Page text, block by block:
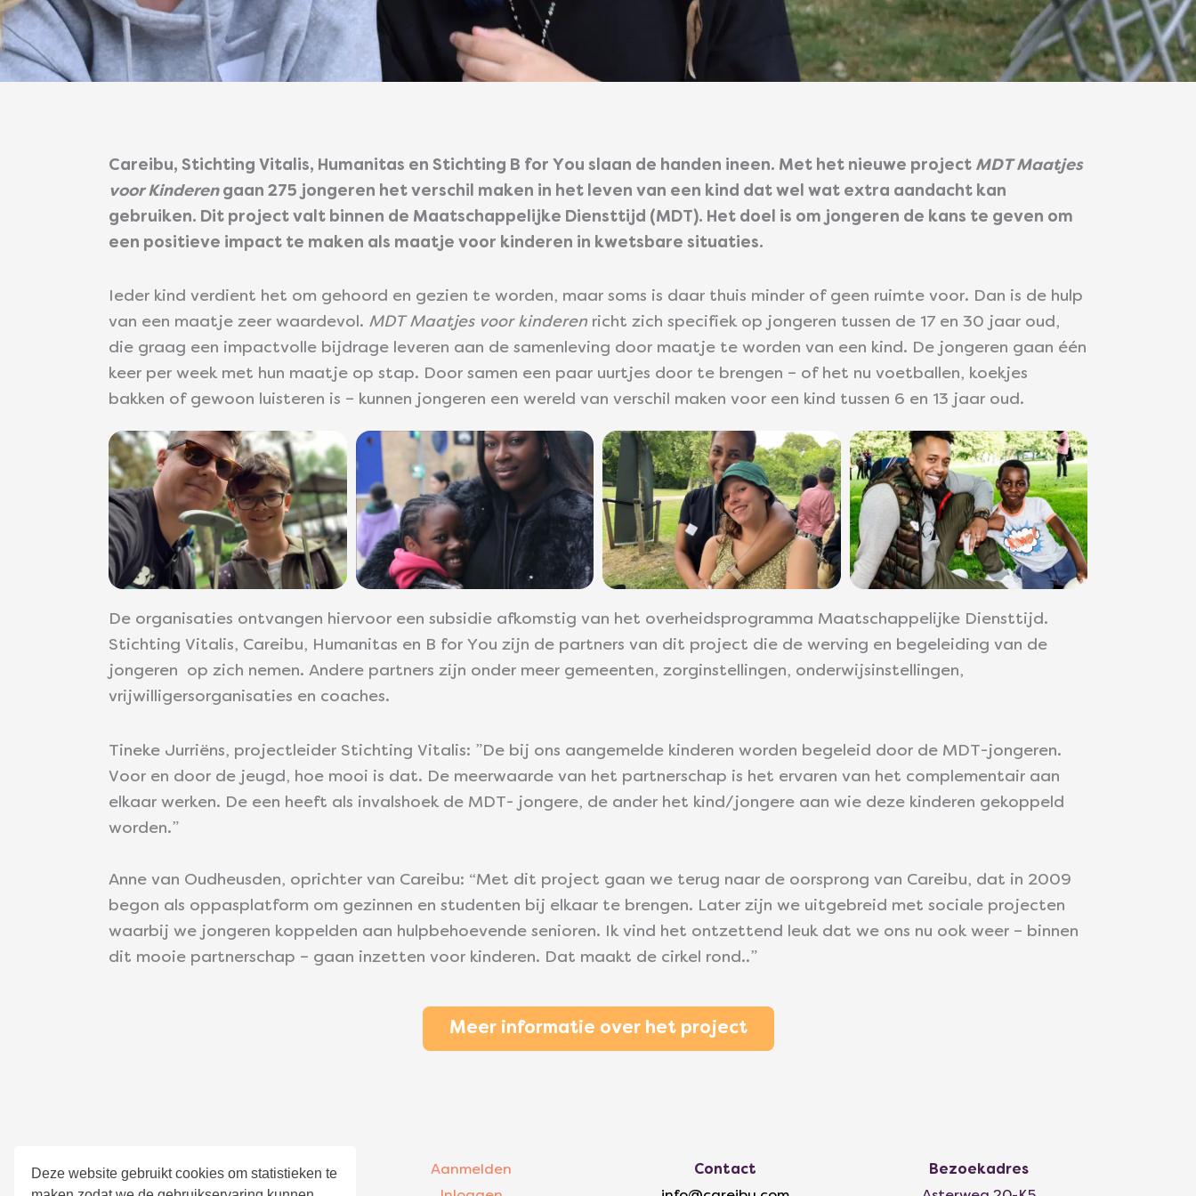
Deze website gebruikt cookies om statistieken te
Careibu, Stichting Vitalis, Humanitas en Stichting B for You slaan de handen ineen. Met het nieuwe project MDT Maatjes
voor Kinderen gaan 275 jongeren het verschil maken in het leven van een kind dat wel wat extra aandacht kan
gebruiken. Dit project valt binnen de Maatschappelijke Diensttijd (MDT). Het doel is om jongeren de kans te geven om
een positieve impact te maken als maatje voor kinderen in kwetsbare situaties.
Ieder kind verdient het om gehoord en gezien te worden, maar soms is daar thuis minder of geen ruimte voor. Dan is de hulp
van een maatje zeer waardevol. MDT Maatjes voor kinderen richt zich specifiek op jongeren tussen de 17 en 30 jaar oud,
die graag een impactvolle bijdrage leveren aan de samenleving door maatje te worden van een kind. De jongeren gaan één
keer per week met hun maatje op stap. Door samen een paar uurtjes door te brengen – of het nu voetballen, koekjes
bakken of gewoon luisteren is – kunnen jongeren een wereld van verschil maken voor een kind tussen 6 en 13 jaar oud.
De organisaties ontvangen hiervoor een subsidie afkomstig van het overheidsprogramma Maatschappelijke Diensttijd.
Stichting Vitalis, Careibu, Humanitas en B for You zijn de partners van dit project die de werving en begeleiding van de
jongeren op zich nemen. Andere partners zijn onder meer gemeenten, zorginstellingen, onderwijsinstellingen,
vrijwilligersorganisaties en coaches.
Tineke Jurriëns, projectleider Stichting Vitalis: ”De bij ons aangemelde kinderen worden begeleid door de MDT-jongeren.
Voor en door de jeugd, hoe mooi is dat. De meerwaarde van het partnerschap is het ervaren van het complementair aan
elkaar werken. De een heeft als invalshoek de MDT- jongere, de ander het kind/jongere aan wie deze kinderen gekoppeld
worden.”
Anne van Oudheusden, oprichter van Careibu: “Met dit project gaan we terug naar de oorsprong van Careibu, dat in 2009
begon als oppasplatform om gezinnen en studenten bij elkaar te brengen. Later zijn we uitgebreid met sociale projecten
waarbij we jongeren koppelden aan hulpbehoevende senioren. Ik vind het ontzettend leuk dat we ons nu ook weer – binnen
dit mooie partnerschap – gaan inzetten voor kinderen. Dat maakt de cirkel rond..”
Meer informatie over het project
Over Careibu
Aanmelden
Contact
Bezoekadres